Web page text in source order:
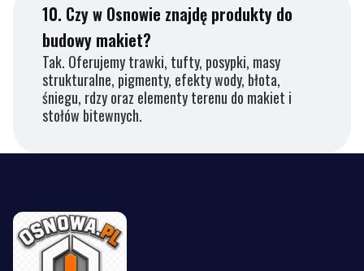
10. Czy w Osnowie znajdę produkty do
budowy makiet?
Tak. Oferujemy trawki, tufty, posypki, masy
strukturalne, pigmenty, efekty wody, błota,
śniegu, rdzy oraz elementy terenu do makiet i
stołów bitewnych.